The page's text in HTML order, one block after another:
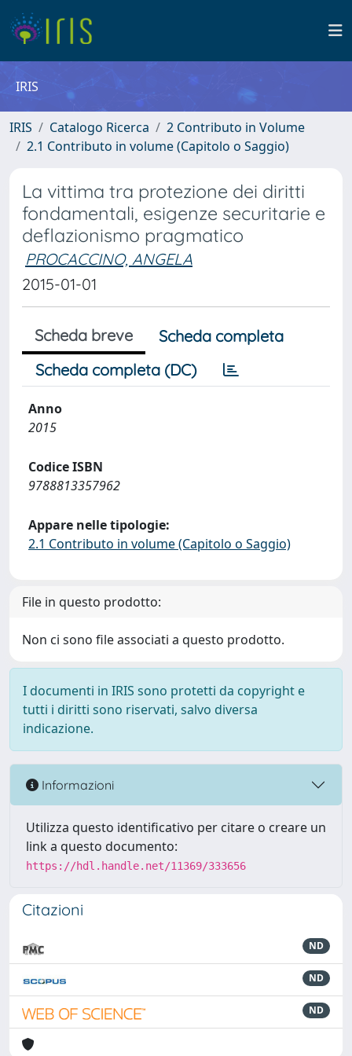
IRIS
IRIS Catalogo Ricerca
2 Contributo in Volume
2.1 Contributo in volume (Capitolo o Saggio)
La vittima tra protezione dei diritti
fondamentali, esigenze securitarie e
deflazionismo pragmatico
PROCACCINO, ANGELA
2015-01-01
Scheda breve
Scheda completa
Scheda completa (DC)
Anno
2015
Codice ISBN
9788813357962
Appare nelle tipologie:
2.1 Contributo in volume (Capitolo o Saggio)
File in questo prodotto:
Non ci sono file associati a questo prodotto.
I documenti in IRIS sono protetti da copyright e
tutti i diritti sono riservati, salvo diversa
indicazione.
Informazioni
Utilizza questo identificativo per citare o creare un
link a questo documento:
https://hdl.handle.net/11369/333656
Citazioni
ND
ND
ND